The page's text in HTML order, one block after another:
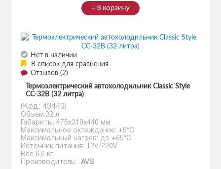
Нет в наличии
В список для сравнения
Отзывов (2)
Термоэлектрический автохолодильник Classic Style
CC-32B (32 литра)
(Код:43440)
Объем:32 л
Габариты: 475х310х440 мм
Максимальное охлаждение: +5*С
Максимальный нагрев: до +65*С
Источник питания: 12V/220V
Вес 6,6 кг.
Производитель:
AVS